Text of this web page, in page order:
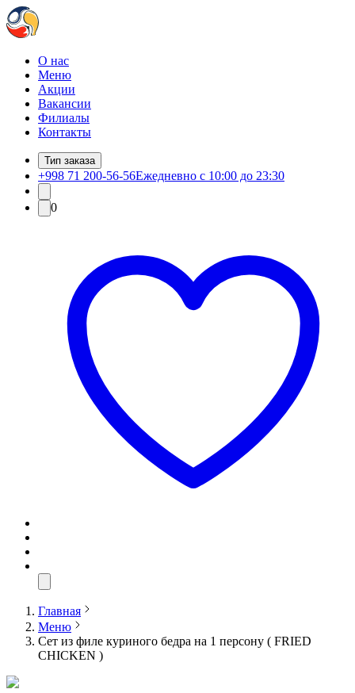
О нас
Меню
Акции
Вакансии
Филиалы
Контакты
Тип заказа
+998 71 200-56-56Ежедневно с 10:00 до 23:30
0
Главная
Меню
Сет из филе куриного бедра на 1 персону ( FRIED
CHICKEN )